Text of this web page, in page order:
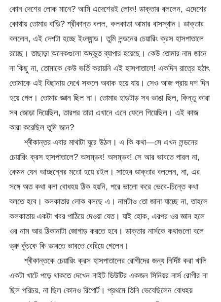
কোন দেশের লোক মানে? আমি এদেশেরই লোক! ডাক্তার বললেন, এদেশের
কোথায় তোমার বাড়ি? শ্রীকান্ত বলল, কলকাতা আমার বাসস্থান। ডাক্তার
বললেন, এই দেশটা হচ্ছে ইংল্যান্ড। তুমি লন্ডনের চেয়ারিং ক্রস হাসপাতালে
রয়েছ। তাছাড়া অনেকগুলো অদ্ভুত ব্যাপার হয়েছে। কেউ তোমার নাম জানে
না কিছু না, তোমাকে কেউ ভর্তি করায়নি এই হাসপাতালে! একদিন রাত্রে হঠাৎ
তোমাকে এই বিছানায় দেখে সকলে অবাক হয়ে যায়। সেও আজ প্রায় দশ দিন
হয়ে গেল। তোমার জ্ঞান ছিল না। তোমার হাড়টাড় সব ভাঙা ছিল, কিন্তু কারা
সব জোড়া দিয়েছিল, তারপর তারা এখানে এনে ফেলে গিয়েছিল। এই কাজ
কারা করেছিল তুমি জান?
শ্ৰীকান্তর এবার মাথাটা ঘুরে উঠল। এ কি কথা—সে এখন লন্ডনের
চেয়ারিং ক্রস হাসপাতালে? অসম্ভব! অসম্ভব! সে আর ভাবতে পারল না,
কেমন যেন আচ্ছন্নের মতো হয়ে রইল। সাহেব ডাক্তার বললেন, না, এর
সঙ্গে অত কথা বলা বোধহয় ঠিক হয়নি, পরে ভালো করে ভেবে-চিন্তে কথা
বলতে হবে। কলকাতার লোক বলছে এ। নামটাও তো জানা যাচ্ছে না, তাহলে
কলকাতায় একটা খবর পাঠিয়ে দেওয়া যেত। যাই হোক, এরপর ওর জ্ঞান হলে
ওর নাম আর ঠিকানাটা জোগাড় করতে হবে। ডাক্তার নার্সকে কথাগুলো বলে
ভ্রু কুঁচকে কি ভাবতে ভাবতে বেরিয়ে গেলেন।
শ্ৰীকান্তকে চেয়ারিং ক্রস হাসপাতালের রোগীদের জন্য নির্দিষ্ট করা খালি
একটা খাটে পড়ে থাকতে দেখেন নাইট ডিউটির একজন সিনিয়র নার্স রোগীর না
ছিল পরিচয়, না ছিল কোনও রিপোর্ট। প্রথমে তিনি ভেবেছিলেন বোধহয়